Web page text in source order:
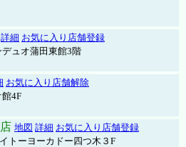
詳細 お気に入り店舗登録
ュオ蒲田東館3階
お気に入り店舗解除
4F
地図 詳細 お気に入り店舗登録
トーヨーカドー四つ木３F